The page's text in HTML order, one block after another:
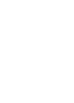
на кнопку